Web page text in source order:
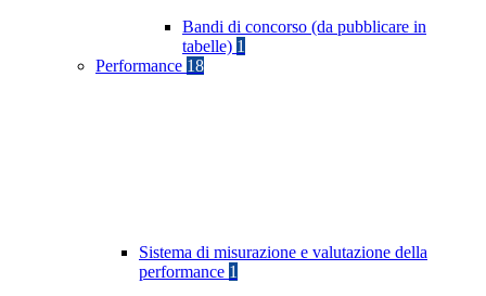
Bandi di concorso (da pubblicare in
tabelle) 1
Performance 18
Sistema di misurazione e valutazione della
performance 1